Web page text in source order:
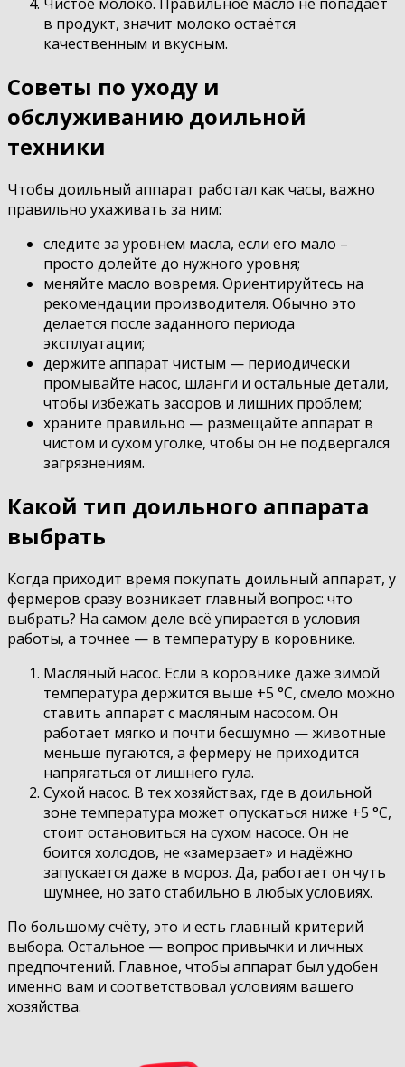
в продукт, значит молоко остаётся
качественным и вкусным.
Советы по уходу и
обслуживанию доильной
техники
Чтобы доильный аппарат работал как часы, важно
правильно ухаживать за ним:
следите за уровнем масла, если его мало –
просто долейте до нужного уровня;
меняйте масло вовремя. Ориентируйтесь на
рекомендации производителя. Обычно это
делается после заданного периода
эксплуатации;
держите аппарат чистым — периодически
промывайте насос, шланги и остальные детали,
чтобы избежать засоров и лишних проблем;
храните правильно — размещайте аппарат в
чистом и сухом уголке, чтобы он не подвергался
загрязнениям.
Какой тип доильного аппарата
выбрать
Когда приходит время покупать доильный аппарат, у
фермеров сразу возникает главный вопрос: что
выбрать? На самом деле всё упирается в условия
работы, а точнее — в температуру в коровнике.
Масляный насос. Если в коровнике даже зимой
температура держится выше +5 °C, смело можно
ставить аппарат с масляным насосом. Он
работает мягко и почти бесшумно — животные
меньше пугаются, а фермеру не приходится
напрягаться от лишнего гула.
Сухой насос. В тех хозяйствах, где в доильной
зоне температура может опускаться ниже +5 °C,
стоит остановиться на сухом насосе. Он не
боится холодов, не «замерзает» и надёжно
запускается даже в мороз. Да, работает он чуть
шумнее, но зато стабильно в любых условиях.
По большому счёту, это и есть главный критерий
выбора. Остальное — вопрос привычки и личных
предпочтений. Главное, чтобы аппарат был удобен
именно вам и соответствовал условиям вашего
хозяйства.